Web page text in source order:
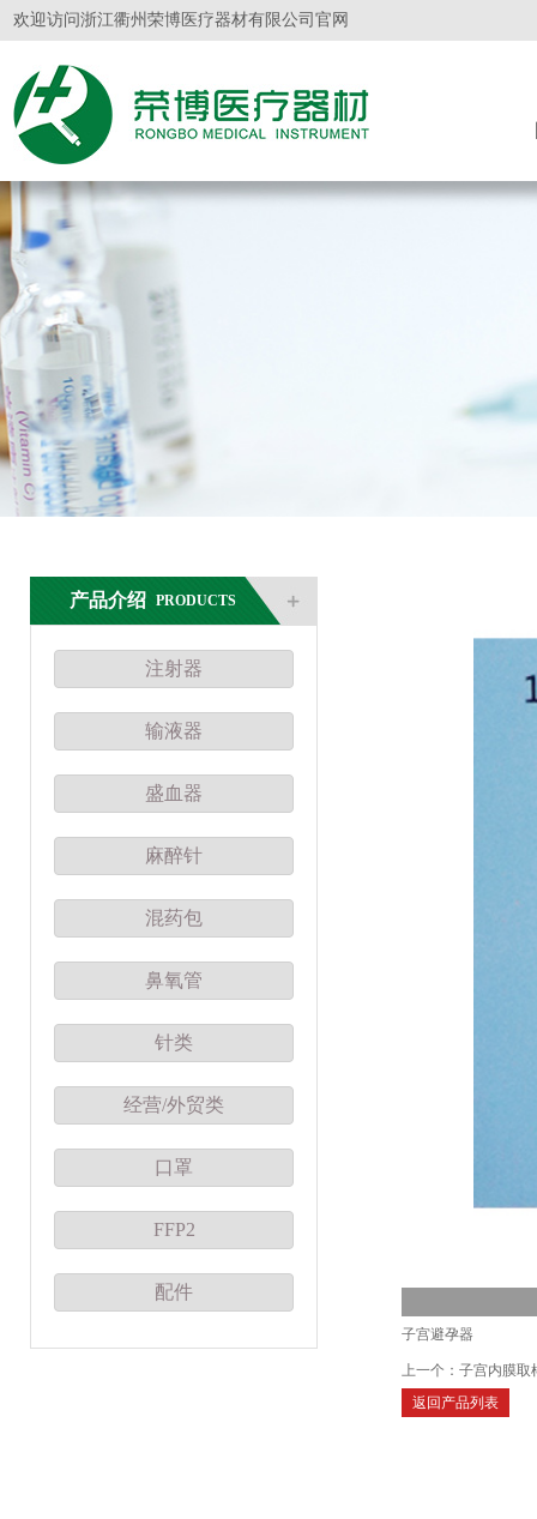
欢迎访问浙江衢州荣博医疗器材有限公司官网
产品介绍 PRODUCTS
注射器
输液器
盛血器
麻醉针
混药包
鼻氧管
针类
经营/外贸类
口罩
FFP2
配件
子宫避孕器
上一个： 子宫内膜取
返回产品列表